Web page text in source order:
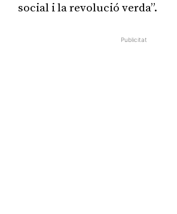
social i la revolució verda”.
Publicitat